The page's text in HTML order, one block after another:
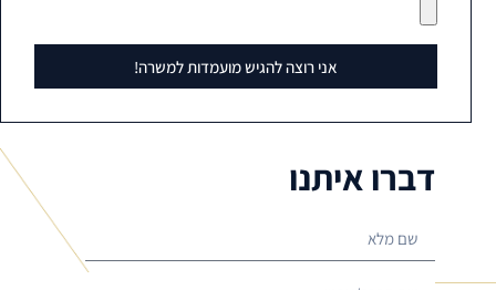
אני רוצה להגיש מועמדות למשרה!
דברו איתנו